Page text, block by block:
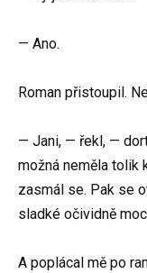
— Ano.
Roman přistoupil.
— Jani, — řekl, —
možná neměla tolik
zasmál se. Pak se
sladké očividně
A poplácal mě po